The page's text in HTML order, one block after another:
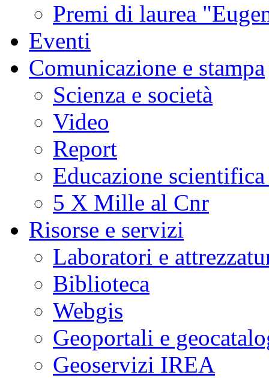
Premi di laurea
Eventi
Comunicazione e stampa
Scienza e società
Video
Report
Educazione
5 X Mille al Cnr
Risorse e servizi
Laboratori e
Biblioteca
Webgis
Geoportali e
Geoservizi IREA